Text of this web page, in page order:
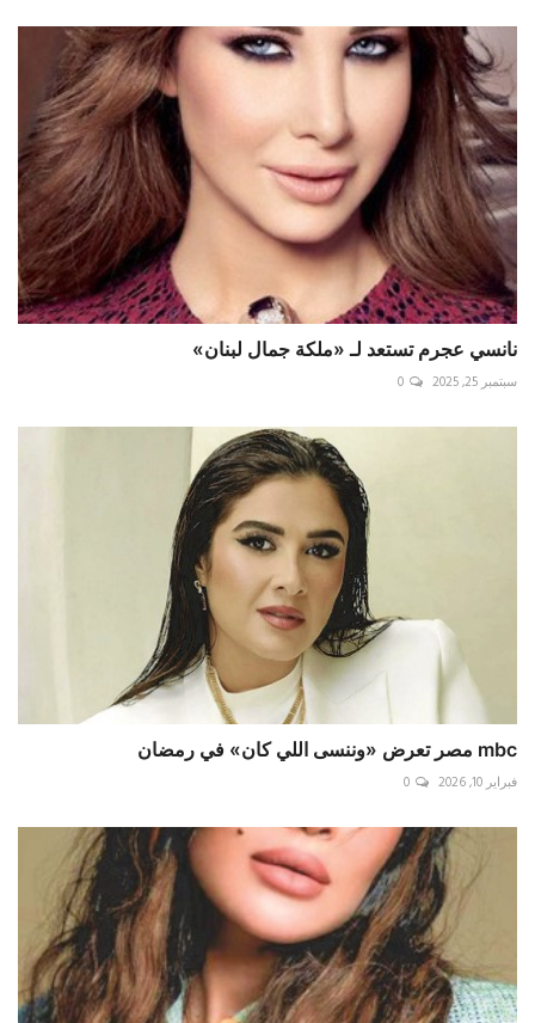
نانسي عجرم تستعد لـ «ملكة جمال لبنان»
سبتمبر 25, 2025 0
mbc مصر تعرض «وننسى اللي كان» في رمضان
فبراير 10, 2026 0